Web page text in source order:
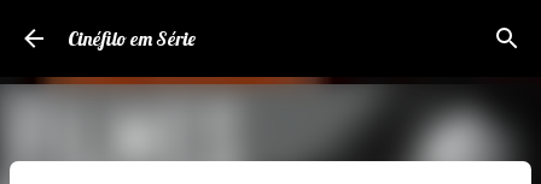
Pular para o conteúdo principal
Cinéfilo em Série